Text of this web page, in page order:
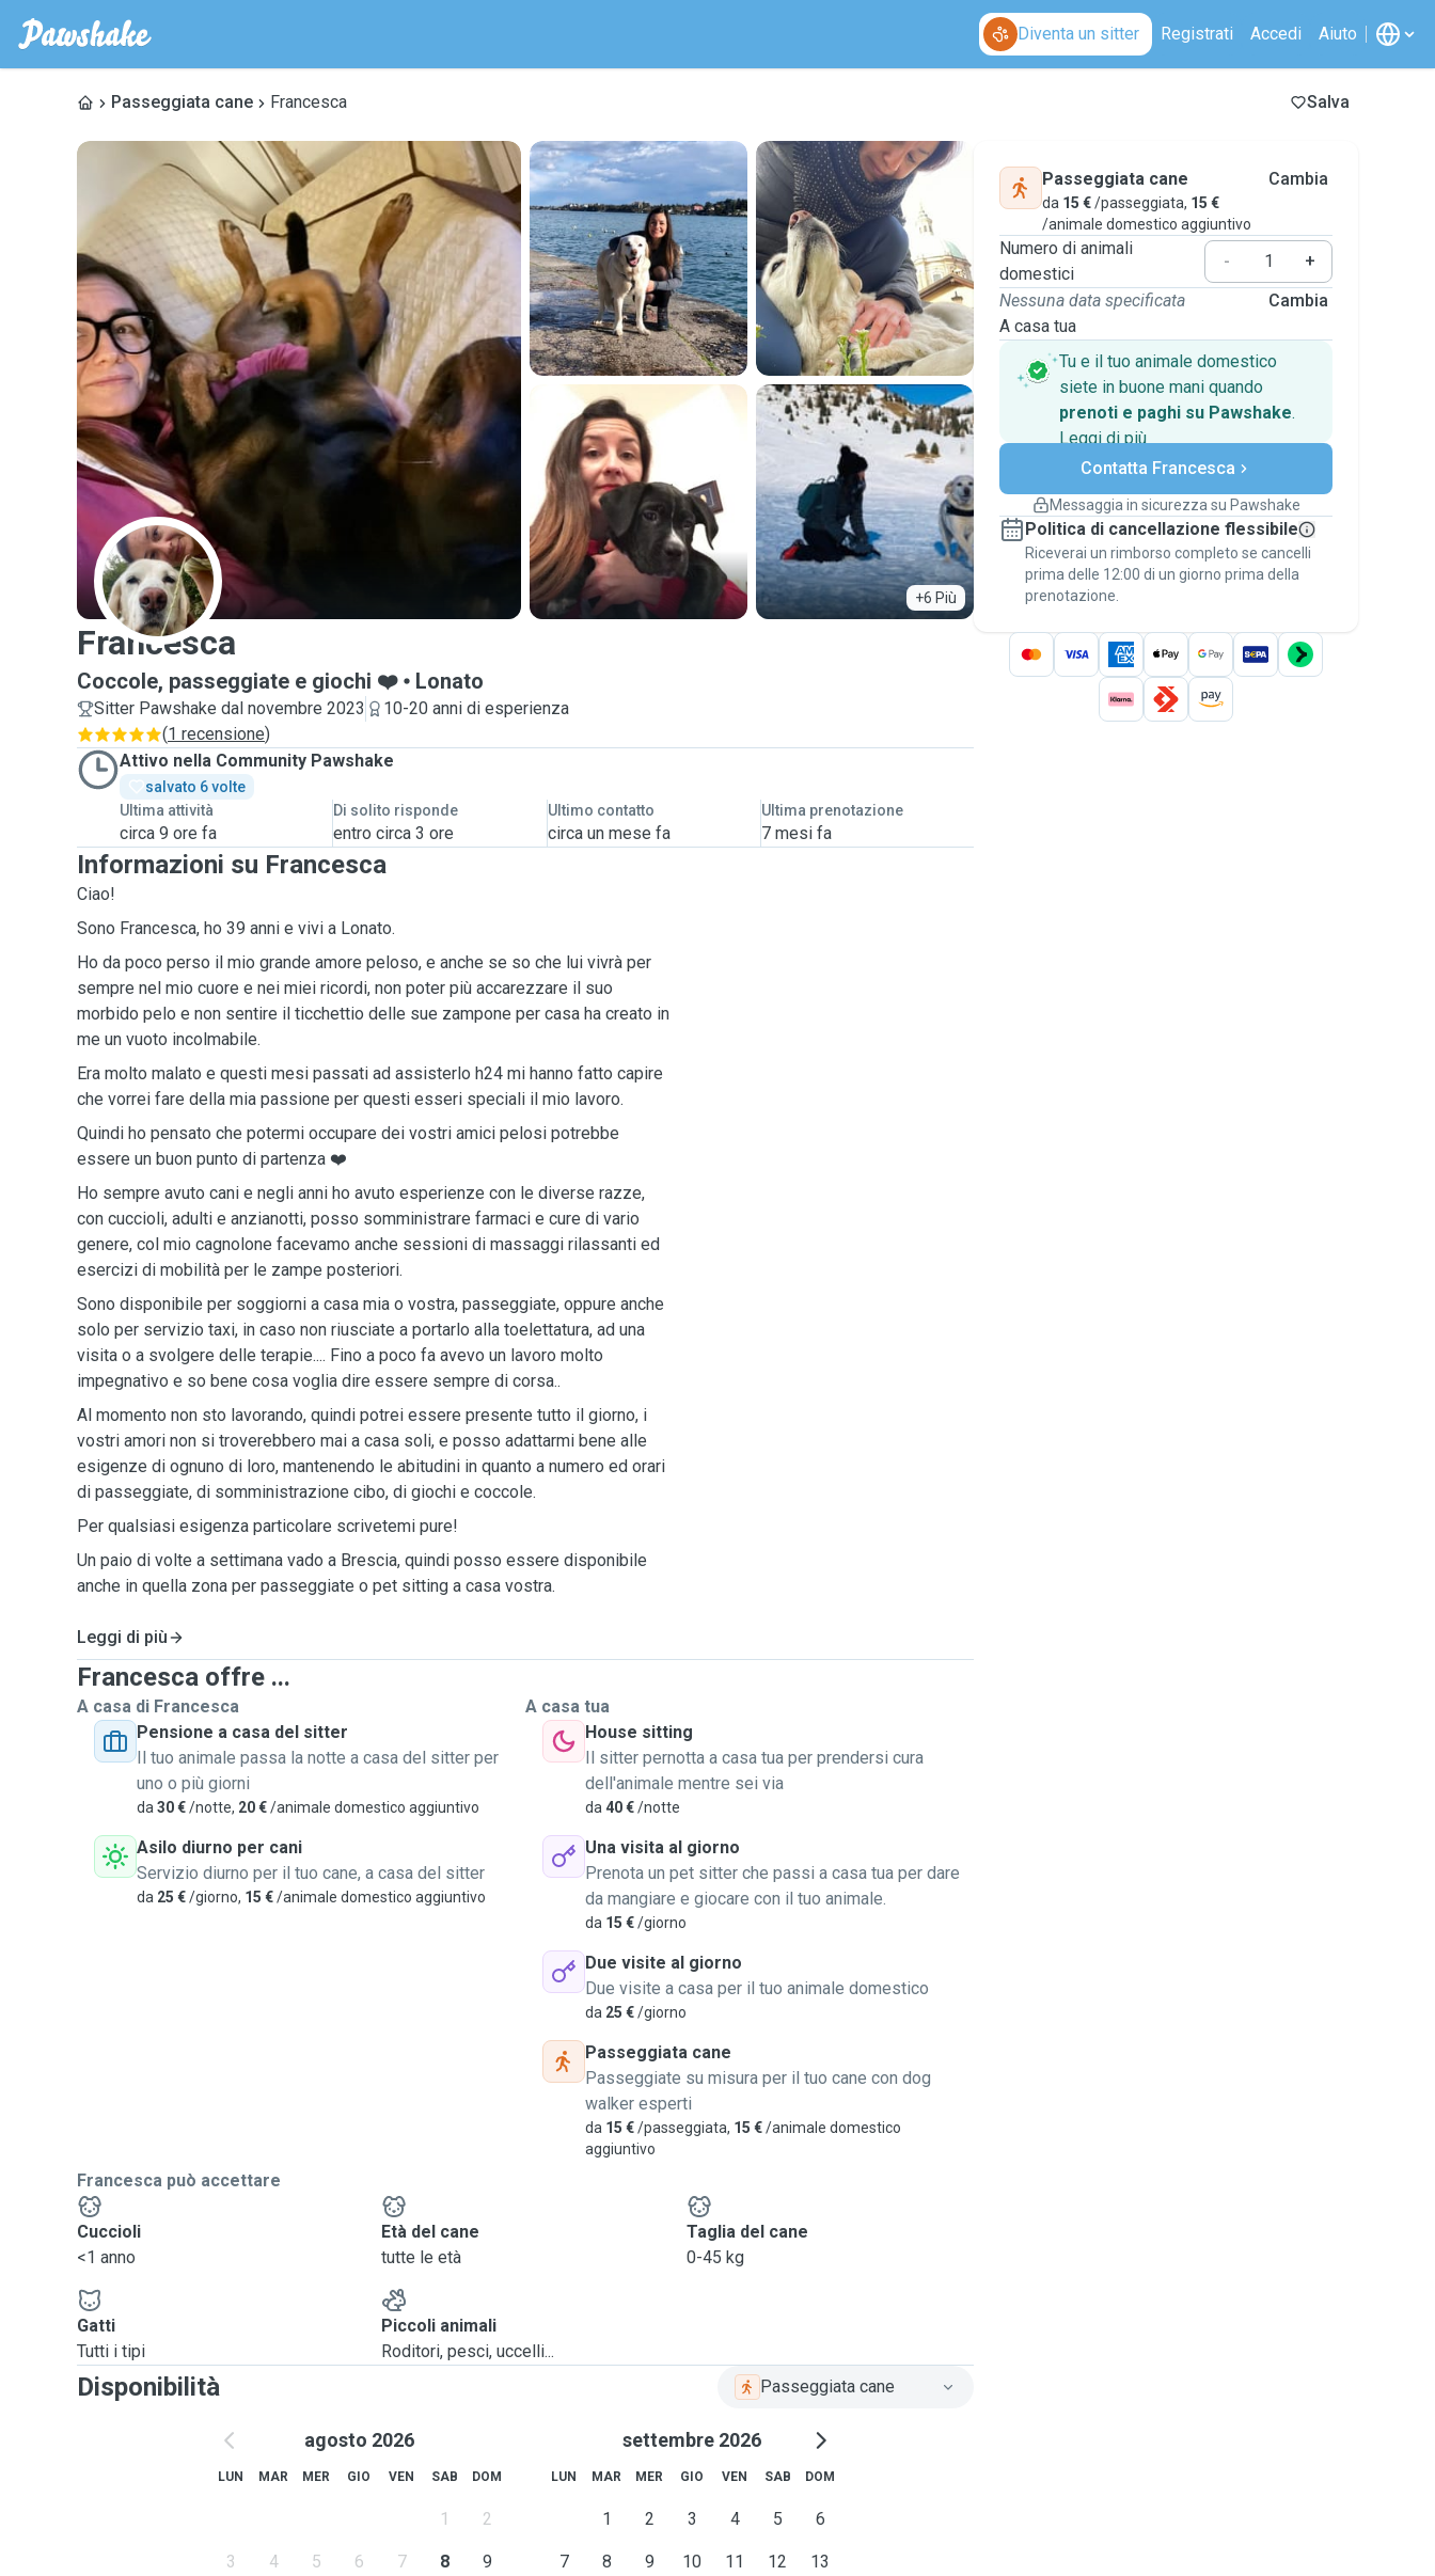
Diventa un sitter Registrati Accedi Aiuto
Passeggiata cane Francesca Salva
+6 Più
F
Francesca
Coccole, passeggiate e giochi ❤️ Lonato
Sitter Pawshake dal novembre 2023
10-20 anni di esperienza
(1 recensione)
Attivo nella Community Pawshake
salvato 6 volte
Ultima attività
circa 9 ore fa
Di solito risponde
entro circa 3 ore
Ultimo contatto
circa un mese fa
Ultima prenotazione
7 mesi fa
Informazioni su Francesca
Ciao!
Sono Francesca, ho 39 anni e vivi a Lonato.
Ho da poco perso il mio grande amore peloso, e anche se so che lui vivrà per
sempre nel mio cuore e nei miei ricordi, non poter più accarezzare il suo
morbido pelo e non sentire il ticchettio delle sue zampone per casa ha creato in
me un vuoto incolmabile.
Era molto malato e questi mesi passati ad assisterlo h24 mi hanno fatto capire
che vorrei fare della mia passione per questi esseri speciali il mio lavoro.
Quindi ho pensato che potermi occupare dei vostri amici pelosi potrebbe
essere un buon punto di partenza ❤️
Ho sempre avuto cani e negli anni ho avuto esperienze con le diverse razze,
con cuccioli, adulti e anzianotti, posso somministrare farmaci e cure di vario
genere, col mio cagnolone facevamo anche sessioni di massaggi rilassanti ed
esercizi di mobilità per le zampe posteriori.
Sono disponibile per soggiorni a casa mia o vostra, passeggiate, oppure anche
solo per servizio taxi, in caso non riusciate a portarlo alla toelettatura, ad una
visita o a svolgere delle terapie.... Fino a poco fa avevo un lavoro molto
impegnativo e so bene cosa voglia dire essere sempre di corsa..
Al momento non sto lavorando, quindi potrei essere presente tutto il giorno, i
vostri amori non si troverebbero mai a casa soli, e posso adattarmi bene alle
esigenze di ognuno di loro, mantenendo le abitudini in quanto a numero ed orari
di passeggiate, di somministrazione cibo, di giochi e coccole.
Per qualsiasi esigenza particolare scrivetemi pure!
Un paio di volte a settimana vado a Brescia, quindi posso essere disponibile
anche in quella zona per passeggiate o pet sitting a casa vostra.
Leggi di più
Francesca offre ...
A casa di Francesca
Pensione a casa del sitter
Il tuo animale passa la notte a casa del sitter per
uno o più giorni
da 30 €/notte, 20 €/animale domestico aggiuntivo
Asilo diurno per cani
Servizio diurno per il tuo cane, a casa del sitter
da 25 €/giorno, 15 €/animale domestico aggiuntivo
A casa tua
House sitting
Il sitter pernotta a casa tua per prendersi cura
dell'animale mentre sei via
da 40 €/notte
Una visita al giorno
Prenota un pet sitter che passi a casa tua per dare
da mangiare e giocare con il tuo animale.
da 15 €/giorno
Due visite al giorno
Due visite a casa per il tuo animale domestico
da 25 €/giorno
Passeggiata cane
Passeggiate su misura per il tuo cane con dog
walker esperti
da 15 €/passeggiata, 15 €/animale domestico
aggiuntivo
Francesca può accettare
Cuccioli
<1 anno
Età del cane
tutte le età
Taglia del cane
0-45 kg
Gatti
Tutti i tipi
Piccoli animali
Roditori, pesci, uccelli...
Disponibilità Passeggiata cane
agosto 2026
LUN MAR MER GIO VEN SAB DOM
1 2
3 4 5 6 7 8 9
settembre 2026
LUN MAR MER GIO VEN SAB DOM
1 2 3 4 5 6
7 8 9 10 11 12 13
Passeggiata cane
da 15 €/passeggiata, 15 €
/animale domestico aggiuntivo
Cambia
Numero di animali
domestici
-
+
Nessuna data specificata
A casa tua
Cambia
Tu e il tuo animale domestico
siete in buone mani quando
prenoti e paghi su Pawshake.
Leggi di piùPagamenti sicuri
Assistenza se i piani
Prenotazioni coperte
Stai su Pawshake - dal primo messaggio al
pagamento - per attivare laGaranzia
Pawshake.
Contatta Francesca
Messaggia in sicurezza su Pawshake
Politica di cancellazione flessibile
Riceverai un rimborso completo se cancelli
prima delle 12:00 di un giorno prima della
prenotazione.